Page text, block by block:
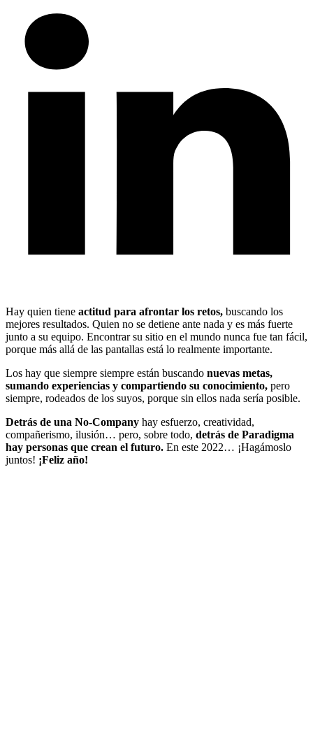
Hay quien tiene actitud para afrontar los retos, buscando los
mejores resultados. Quien no se detiene ante nada y es más fuerte
junto a su equipo. Encontrar su sitio en el mundo nunca fue tan fácil,
porque más allá de las pantallas está lo realmente importante.
Los hay que siempre siempre están buscando nuevas metas,
sumando experiencias y compartiendo su conocimiento, pero
siempre, rodeados de los suyos, porque sin ellos nada sería posible.
Detrás de una No-Company hay esfuerzo, creatividad,
compañerismo, ilusión… pero, sobre todo, detrás de Paradigma
hay personas que crean el futuro. En este 2022… ¡Hagámoslo
juntos! ¡Feliz año!